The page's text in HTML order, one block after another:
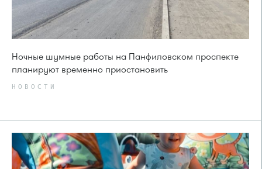
Ночные шумные работы на Панфиловском проспекте
планируют временно приостановить
НОВОСТИ